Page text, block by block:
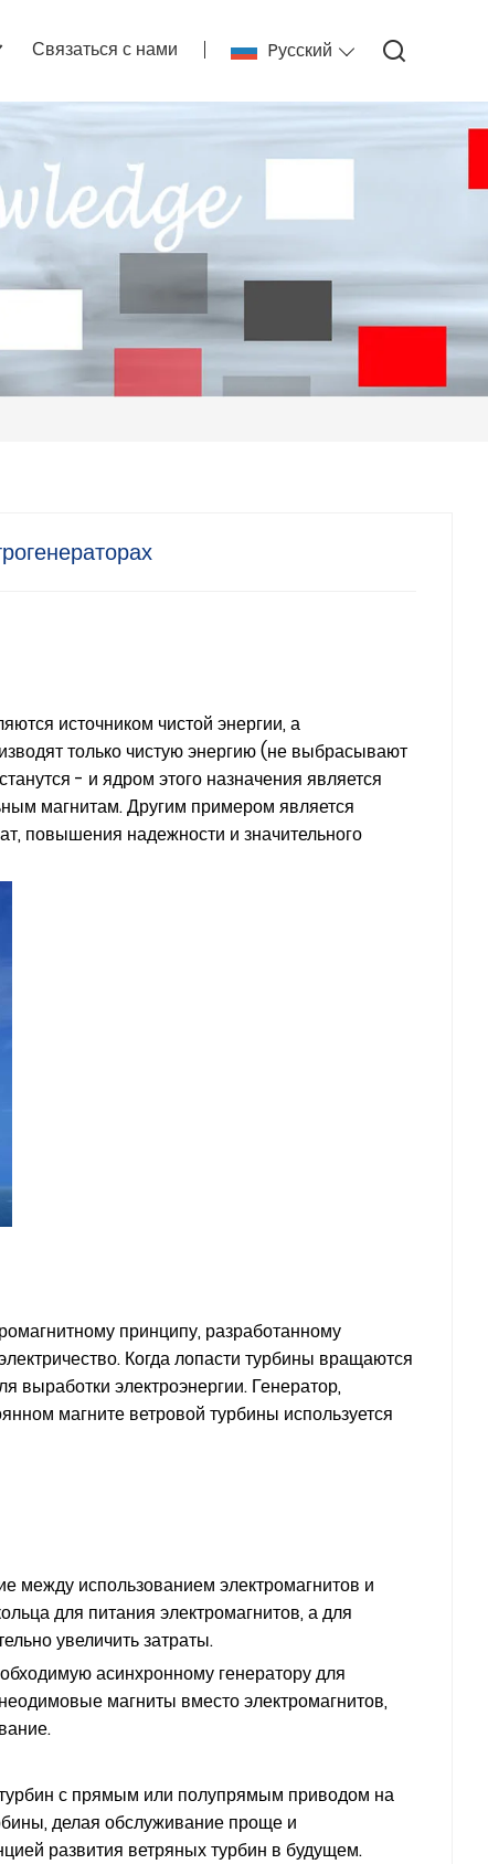
Pусский
Связаться с нами
источником чистой энергии, а
только чистую энергию (не выбрасывают
- и ядром этого назначения является
магнитам. Другим примером является
повышения надежности и значительного
принципу, разработанному
Когда лопасти турбины вращаются
выработки электроэнергии. Генератор,
магните ветровой турбины используется
между использованием электромагнитов и
для питания электромагнитов, а для
увеличить затраты.
асинхронному генератору для
магниты вместо электромагнитов,
с прямым или полупрямым приводом на
делая обслуживание проще и
развития ветряных турбин в будущем.